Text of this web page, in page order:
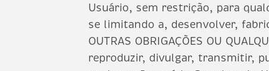
Usuário, sem restrição, para
se limitando a, desenvolver,
OUTRAS OBRIGAÇÕES OU
reproduzir, divulgar, transmitir,